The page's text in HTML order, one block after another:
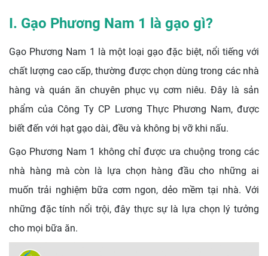
I. Gạo Phương Nam 1 là gạo gì?
Gạo Phương Nam 1 là một loại gạo đặc biệt, nổi tiếng với
chất lượng cao cấp, thường được chọn dùng trong các nhà
hàng và quán ăn chuyên phục vụ cơm niêu. Đây là sản
phẩm của Công Ty CP Lương Thực Phương Nam, được
biết đến với hạt gạo dài, đều và không bị vỡ khi nấu.
Gạo Phương Nam 1 không chỉ được ưa chuộng trong các
nhà hàng mà còn là lựa chọn hàng đầu cho những ai
muốn trải nghiệm bữa cơm ngon, dẻo mềm tại nhà. Với
những đặc tính nổi trội, đây thực sự là lựa chọn lý tưởng
cho mọi bữa ăn.